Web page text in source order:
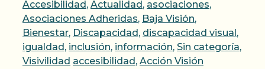
Categorías
Accesibilidad , Actualidad , asociaciones,
Asociaciones Adheridas, Baja Visión,
Bienestar, Discapacidad , discapacidad visual ,
igualdad , inclusión, información, Sin categoría,
Visivilidad Etiquetas
accesibilidad , Acción Visión